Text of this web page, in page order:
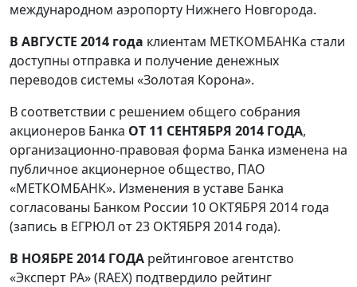
международном аэропорту Нижнего Новгорода.
В АВГУСТЕ 2014 года клиентам МЕТКОМБАНКа стали
доступны отправка и получение денежных
переводов системы «Золотая Корона».
В соответствии с решением общего собрания
акционеров Банка ОТ 11 СЕНТЯБРЯ 2014 ГОДА,
организационно-правовая форма Банка изменена на
публичное акционерное общество, ПАО
«МЕТКОМБАНК». Изменения в уставе Банка
согласованы Банком России 10 ОКТЯБРЯ 2014 года
(запись в ЕГРЮЛ от 23 ОКТЯБРЯ 2014 года).
В НОЯБРЕ 2014 ГОДА рейтинговое агентство
«Эксперт РА» (RAEX) подтвердило рейтинг